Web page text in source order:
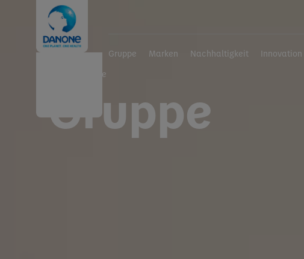
Gruppe Marken Nachhaltigkeit Innovation
Gruppe
Gruppe